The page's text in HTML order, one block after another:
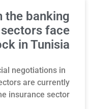
the banking
face
in Tunisia
negotiations in
are currently
insurance sector,